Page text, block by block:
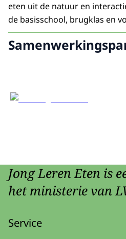
eten uit de natuur en
de basisschool, brugklas en
Jong Leren Eten is
het ministerie van
Service